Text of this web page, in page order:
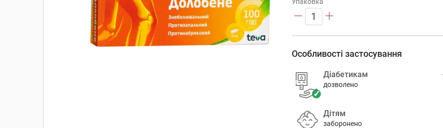
1
Особливості застосування
Діабетикам
дозволено
Дітям
заборонено